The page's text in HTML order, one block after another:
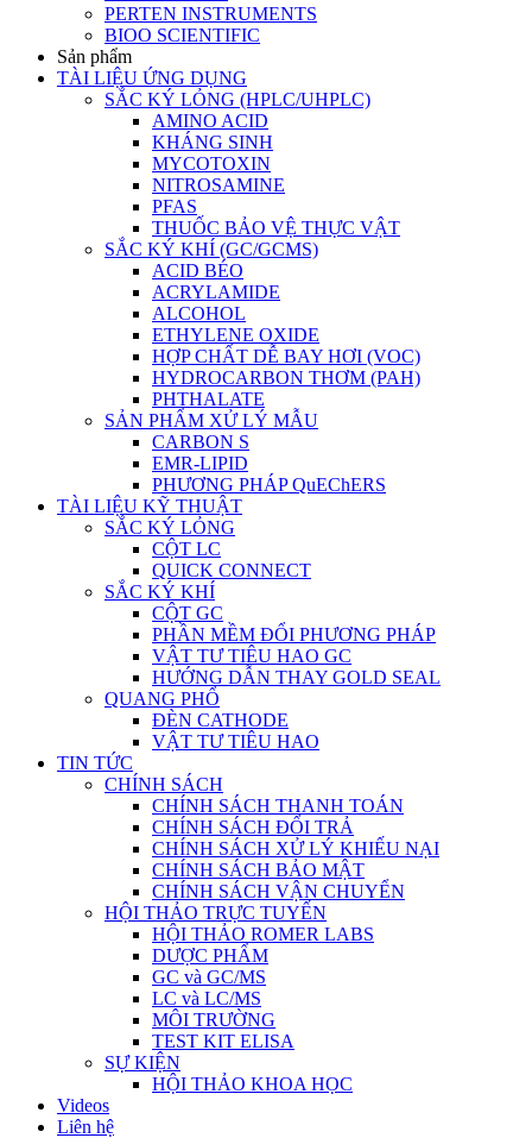
PERTEN INSTRUMENTS
BIOO SCIENTIFIC
Sản phẩm
TÀI LIỆU ỨNG DỤNG
SẮC KÝ LỎNG (HPLC/UHPLC)
AMINO ACID
KHÁNG SINH
MYCOTOXIN
NITROSAMINE
PFAS
THUỐC BẢO VỆ THỰC VẬT
SẮC KÝ KHÍ (GC/GCMS)
ACID BÉO
ACRYLAMIDE
ALCOHOL
ETHYLENE OXIDE
HỢP CHẤT DỄ BAY HƠI (VOC)
HYDROCARBON THƠM (PAH)
PHTHALATE
SẢN PHẨM XỬ LÝ MẪU
CARBON S
EMR-LIPID
PHƯƠNG PHÁP QuEChERS
TÀI LIỆU KỸ THUẬT
SẮC KÝ LỎNG
CỘT LC
QUICK CONNECT
SẮC KÝ KHÍ
CỘT GC
PHẦN MỀM ĐỔI PHƯƠNG PHÁP
VẬT TƯ TIÊU HAO GC
HƯỚNG DẪN THAY GOLD SEAL
QUANG PHỔ
ĐÈN CATHODE
VẬT TƯ TIÊU HAO
TIN TỨC
CHÍNH SÁCH
CHÍNH SÁCH THANH TOÁN
CHÍNH SÁCH ĐỔI TRẢ
CHÍNH SÁCH XỬ LÝ KHIẾU NẠI
CHÍNH SÁCH BẢO MẬT
CHÍNH SÁCH VẬN CHUYỂN
HỘI THẢO TRỰC TUYẾN
HỘI THẢO ROMER LABS
DƯỢC PHẨM
GC và GC/MS
LC và LC/MS
MÔI TRƯỜNG
TEST KIT ELISA
SỰ KIỆN
HỘI THẢO KHOA HỌC
Videos
Liên hệ